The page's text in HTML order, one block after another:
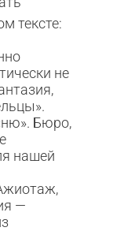
тексте:
не
Бюро,
нашей
—